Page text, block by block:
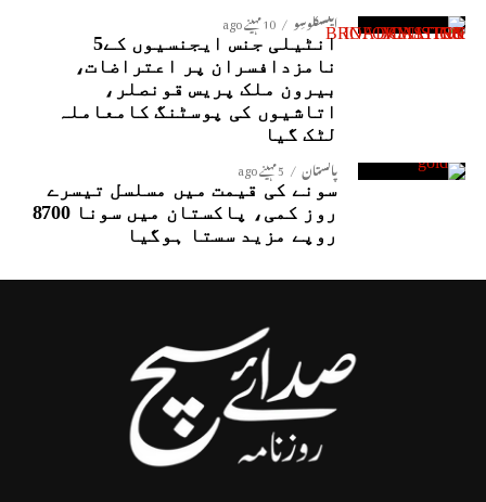
ایکسکلوسِو 10 مہینے ago
انٹیلی جنس ایجنسیوں کے5
نامزدافسران پر اعتراضات،
بیرون ملک پریس قونصلر،
اتاشیوں کی پوسٹنگ کامعاملہ
لٹک گیا
پاکستان 5 مہینے ago
سونے کی قیمت میں مسلسل تیسرے
روز کمی، پاکستان میں سونا 8700
روپے مزید سستا ہوگیا